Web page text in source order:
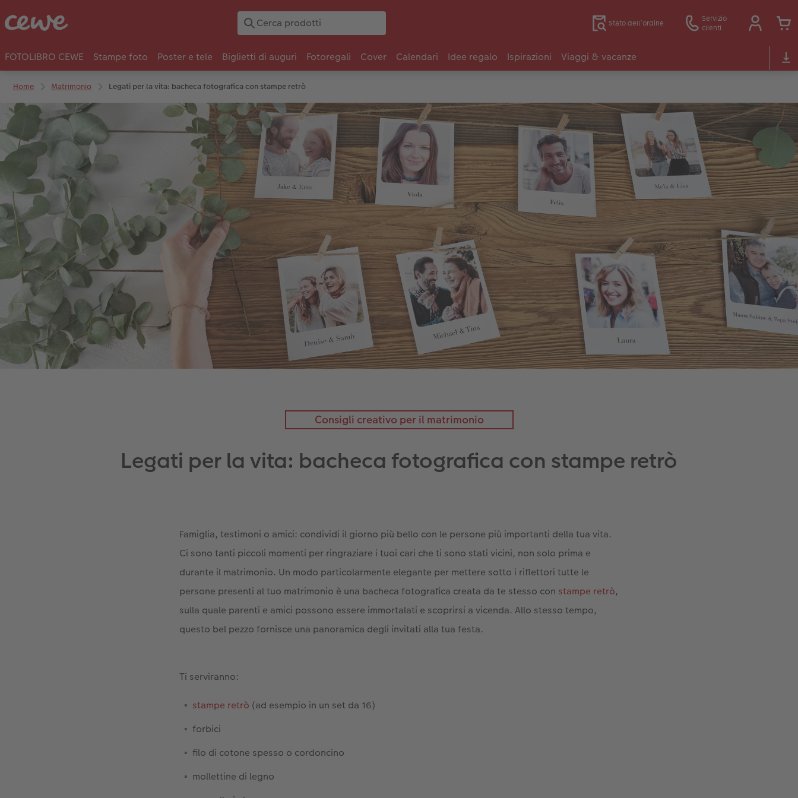
Stato dell’ordine
Servizio
clienti
FOTOLIBRO CEWE Stampe foto Poster e tele Biglietti di auguri Fotoregali Cover Calendari Idee regalo Ispirazioni Viaggi & vacanze
Home Matrimonio Legati per la vita: bacheca fotografica con stampe retrò
Consigli creativo per il matrimonio
Legati per la vita: bacheca fotografica con stampe retrò
Famiglia, testimoni o amici: condividi il giorno più bello con le persone più importanti della tua vita.
Ci sono tanti piccoli momenti per ringraziare i tuoi cari che ti sono stati vicini, non solo prima e
durante il matrimonio. Un modo particolarmente elegante per mettere sotto i riflettori tutte le
persone presenti al tuo matrimonio è una bacheca fotografica creata da te stesso con stampe retrò,
sulla quale parenti e amici possono essere immortalati e scoprirsi a vicenda. Allo stesso tempo,
questo bel pezzo fornisce una panoramica degli invitati alla tua festa.
Ti serviranno:
stampe retrò (ad esempio in un set da 16)
forbici
filo di cotone spesso o cordoncino
mollettine di legno